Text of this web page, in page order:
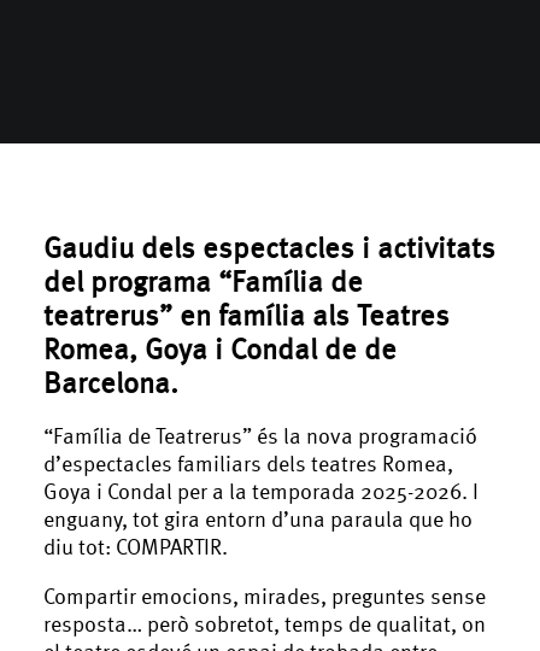
Gaudiu dels espectacles i activitats
del programa “Família de
teatrerus” en família alsTeatres
Romea, Goya i Condal de de
Barcelona.
“Família de Teatrerus” és la nova programació
d’espectacles familiars dels teatres Romea,
Goya i Condal per a la temporada 2025-2026. I
enguany, tot gira entorn d’una paraula que ho
diu tot: COMPARTIR.
Compartir emocions, mirades, preguntes sense
resposta… però sobretot, temps de qualitat, on